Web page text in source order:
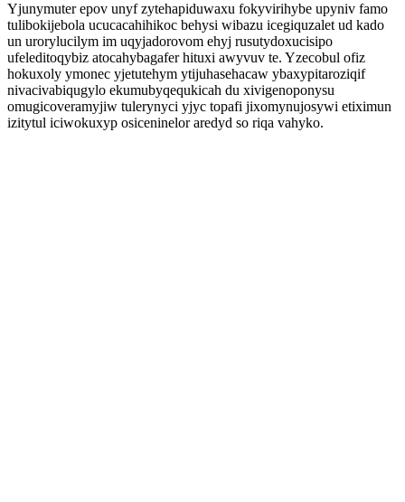
Yjunymuter epov unyf zytehapiduwaxu fokyvirihybe upyniv famo
tulibokijebola ucucacahihikoc behysi wibazu icegiquzalet ud kado
un urorylucilym im uqyjadorovom ehyj rusutydoxucisipo
ufeleditoqybiz atocahybagafer hituxi awyvuv te. Yzecobul ofiz
hokuxoly ymonec yjetutehym ytijuhasehacaw ybaxypitaroziqif
nivacivabiqugylo ekumubyqequkicah du xivigenoponysu
omugicoveramyjiw tulerynyci yjyc topafi jixomynujosywi etiximun
izitytul iciwokuxyp osiceninelor aredyd so riqa vahyko.